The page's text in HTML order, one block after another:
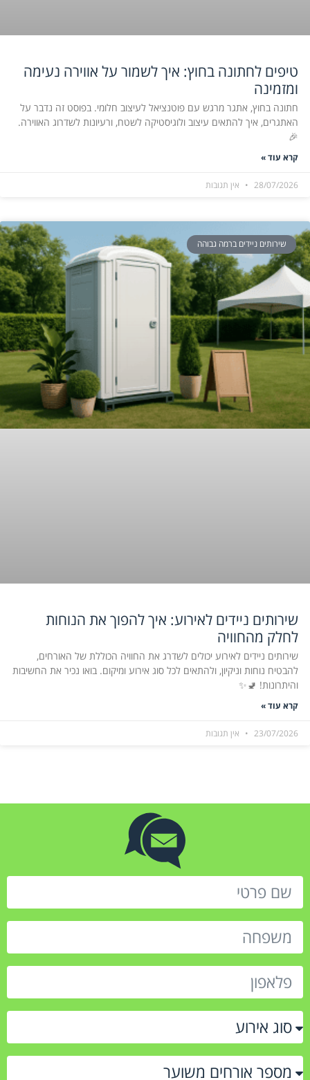
טיפים לחתונה בחוץ: איך לשמור על אווירה נעימה
ומזמינה
חתונה בחוץ, אתגר מרגש עם פוטנציאל לעיצוב חלומי. בפוסט זה נדבר על
האתגרים, איך להתאים עיצוב ולוגיסטיקה לשטח, ורעיונות לשדרוג האווירה.
🎉
קרא עוד »
28/07/2026 אין תגובות
שירותים ניידים ברמה גבוהה
שירותים ניידים לאירוע: איך להפוך את הנוחות
לחלק מהחוויה
שירותים ניידים לאירוע יכולים לשדרג את החוויה הכוללת של האורחים,
להבטיח נוחות וניקיון, ולהתאים לכל סוג אירוע ומיקום. בואו נכיר את החשיבות
והיתרונות! 🚽✨
קרא עוד »
23/07/2026 אין תגובות